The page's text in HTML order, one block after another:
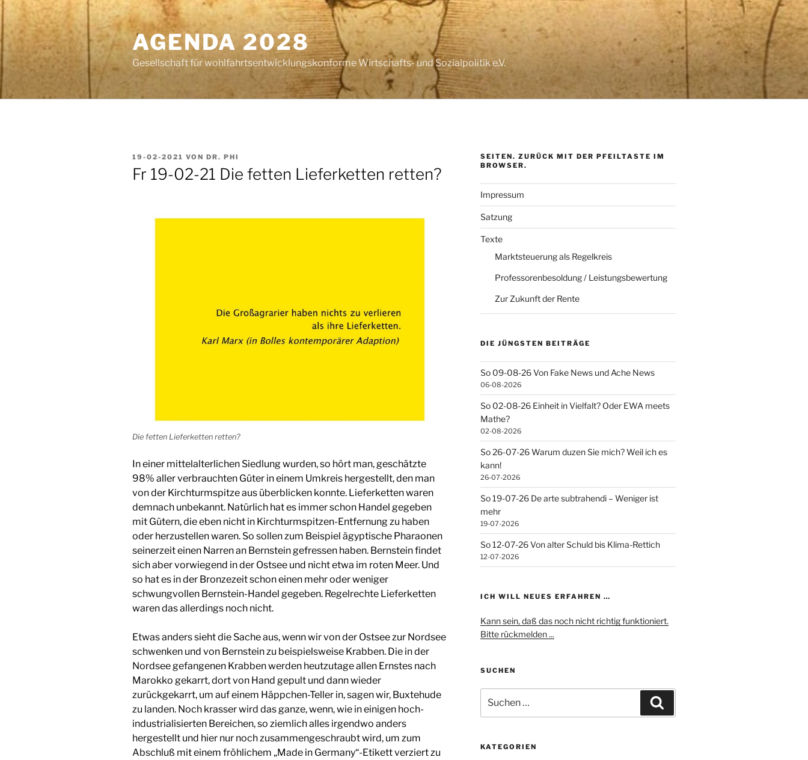
Zum
Inhalt
springen
AGENDA 2028
Gesellschaft für wohlfahrtsentwicklungskonforme Wirtschafts- und Sozialpolitik e.V.
VERÖFFENTLICHT
AM
19-02-2021 VON DR. PHI
Fr 19-02-21 Die fetten Lieferketten retten?
Die fetten Lieferketten retten?
In einer mittelalterlichen Siedlung wurden, so hört man, geschätzte
98% aller verbrauchten Güter in einem Umkreis hergestellt, den man
von der Kirchturmspitze aus überblicken konnte. Lieferketten waren
demnach unbekannt. Natürlich hat es immer schon Handel gegeben
mit Gütern, die eben nicht in Kirchturmspitzen-Entfernung zu haben
oder herzustellen waren. So sollen zum Beispiel ägyptische Pharaonen
seinerzeit einen Narren an Bernstein gefressen haben. Bernstein findet
sich aber vorwiegend in der Ostsee und nicht etwa im roten Meer. Und
so hat es in der Bronzezeit schon einen mehr oder weniger
schwungvollen Bernstein-Handel gegeben. Regelrechte Lieferketten
waren das allerdings noch nicht.
Etwas anders sieht die Sache aus, wenn wir von der Ostsee zur Nordsee
schwenken und von Bernstein zu beispielsweise Krabben. Die in der
Nordsee gefangenen Krabben werden heutzutage allen Ernstes nach
Marokko gekarrt, dort von Hand gepult und dann wieder
zurückgekarrt, um auf einem Häppchen-Teller in, sagen wir, Buxtehude
zu landen. Noch krasser wird das ganze, wenn, wie in einigen hoch-
industrialisierten Bereichen, so ziemlich alles irgendwo anders
hergestellt und hier nur noch zusammengeschraubt wird, um zum
Abschluß mit einem fröhlichem „Made in Germany“-Etikett verziert zu
SEITEN. ZURÜCK MIT DER PFEILTASTE IM
BROWSER.
Impressum
Satzung
Texte
Marktsteuerung als Regelkreis
Professorenbesoldung / Leistungsbewertung
Zur Zukunft der Rente
DIE JÜNGSTEN BEITRÄGE
So 09-08-26 Von Fake News und Ache News
06-08-2026
So 02-08-26 Einheit in Vielfalt? Oder EWA meets
Mathe?
02-08-2026
So 26-07-26 Warum duzen Sie mich? Weil ich es
kann!
26-07-2026
So 19-07-26 De arte subtrahendi – Weniger ist
mehr
19-07-2026
So 12-07-26 Von alter Schuld bis Klima-Rettich
12-07-2026
ICH WILL NEUES ERFAHREN …
Kann sein, daß das noch nicht richtig funktioniert.
Bitte rückmelden ...
SUCHEN
nach:
KATEGORIEN